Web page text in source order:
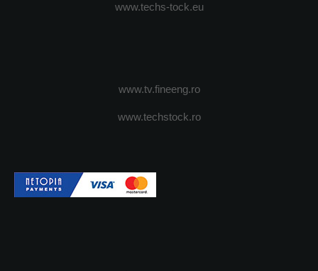
www.techs-tock.eu
www.tv.fineeng.ro
www.techstock.ro